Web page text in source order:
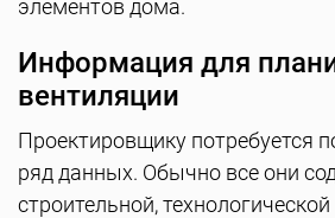
элементов дома.
Информация для
вентиляции
Проектировщику потребуется
ряд данных. Обычно все они
строительной,